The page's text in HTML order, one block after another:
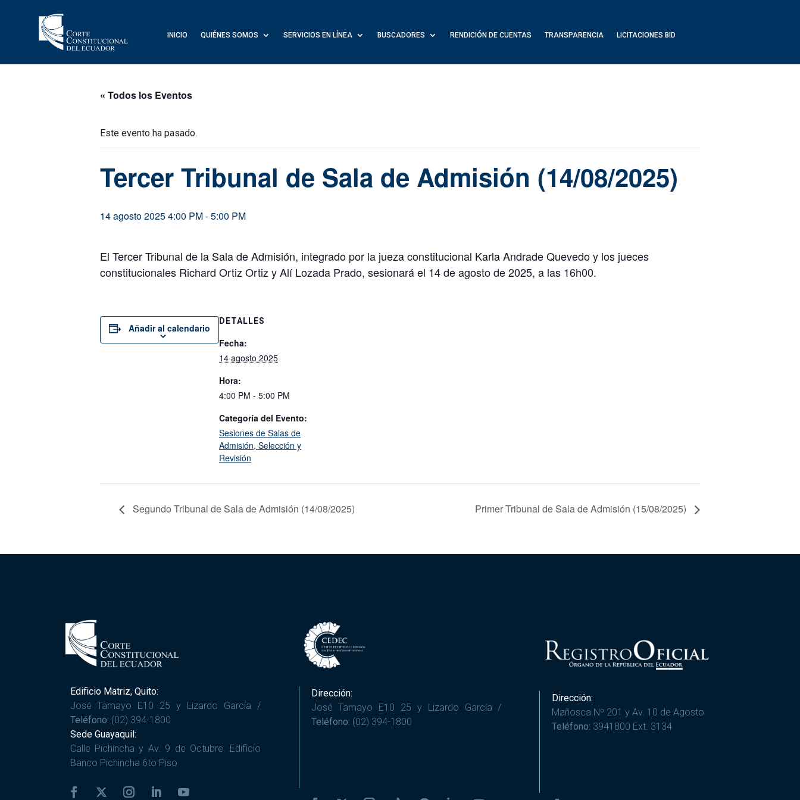
INICIO QUIÉNES SOMOS SERVICIOS EN LÍNEA BUSCADORES RENDICIÓN DE CUENTAS TRANSPARENCIA LICITACIONES BID
« Todos los Eventos
Este evento ha pasado.
Tercer Tribunal de Sala de Admisión (14/08/2025)
14 agosto 2025 4:00 PM-5:00 PM
El Tercer Tribunal de la Sala de Admisión, integrado por la jueza constitucional Karla Andrade Quevedo y los jueces
constitucionales Richard Ortiz Ortiz y Alí Lozada Prado, sesionará el 14 de agosto de 2025, a las 16h00.
Añadir al calendario
DETALLES
Fecha:
14 agosto 2025
Hora:
4:00 PM - 5:00 PM
Categoría del Evento:
Sesiones de Salas de
Admisión, Selección y
Revisión
Segundo Tribunal de Sala de Admisión (14/08/2025) Primer Tribunal de Sala de Admisión (15/08/2025)
Edificio Matriz, Quito:
José Tamayo E10 25 y Lizardo García /
Teléfono: (02) 394-1800
Sede Guayaquil:
Calle Pichincha y Av. 9 de Octubre. Edificio
Banco Pichincha 6to Piso
Dirección:
José Tamayo E10 25 y Lizardo García /
Teléfono: (02) 394-1800
Dirección:
Mañosca Nº 201 y Av. 10 de Agosto
Teléfono: 3941800 Ext. 3134